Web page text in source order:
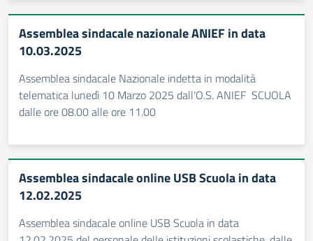
Assemblea sindacale nazionale ANIEF in data
10.03.2025
Assemblea sindacale Nazionale indetta in modalità
telematica lunedì 10 Marzo 2025 dall’O.S. ANIEF SCUOLA
dalle ore 08.00 alle ore 11.00
Assemblea sindacale online USB Scuola in data
12.02.2025
Assemblea sindacale online USB Scuola in data